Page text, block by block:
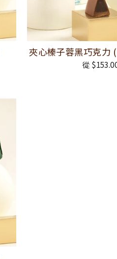
夾心榛子蓉黑巧克力
從